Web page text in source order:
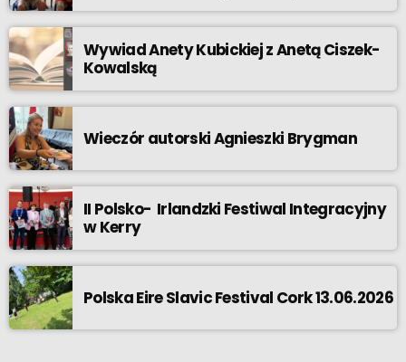
Wywiad Anety Kubickiej z Anetą Ciszek-
Kowalską
Wieczór autorski Agnieszki Brygman
II Polsko- Irlandzki Festiwal Integracyjny
w Kerry
Polska Eire Slavic Festival Cork 13.06.2026